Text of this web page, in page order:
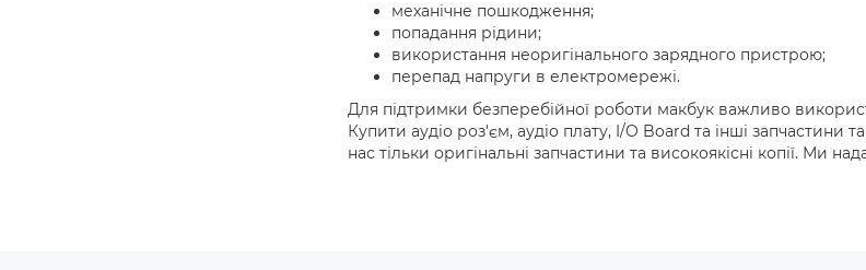
механічне пошкодження;
попадання рідини;
використання неоригінального зарядного пристрою;
перепад напруги в електромережі.
Для підтримки безперебійної роботи макбук важливо
Купити аудіо роз'єм, аудіо плату, I/O Board та інші запчастини
нас тільки оригінальні запчастини та високоякісні копії. Ми